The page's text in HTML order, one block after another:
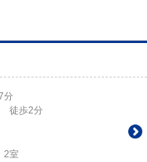
分
徒歩2分
2室